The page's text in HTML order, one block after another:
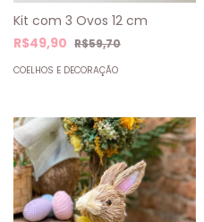
Kit com 3 Ovos 12 cm
R$49,90 R$59,70
COELHOS E DECORAÇÃO